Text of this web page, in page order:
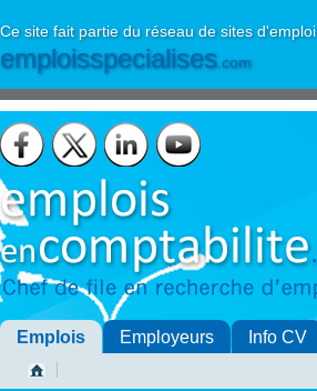
Ce site fait partie du réseau de sites d'emploi
emploisspecialises.com
Emplois Employeurs Info CV